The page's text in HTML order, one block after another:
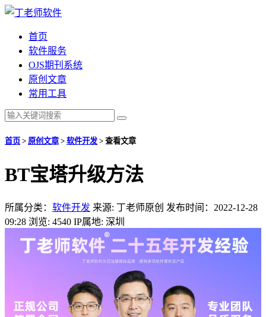
首页
软件服务
OJS期刊系统
原创文章
常用工具
首页 > 原创文章> 软件开发 > 查看文章
BT宝塔升级方法
所属分类： 软件开发 来源: 丁老师原创 发布时间：2022-12-28
09:28 浏览: 4540 IP属地: 深圳